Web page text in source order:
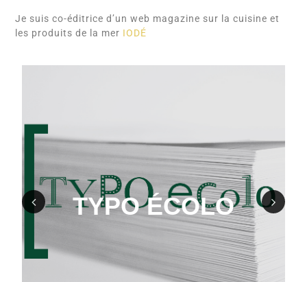
Je suis co-éditrice d’un web magazine sur la cuisine et
les produits de la mer IODÉ
ious
TYPO ÉCOLO